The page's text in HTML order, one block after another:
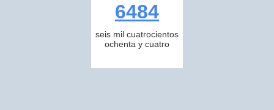
6484
seis mil cuatrocientos
ochenta y cuatro